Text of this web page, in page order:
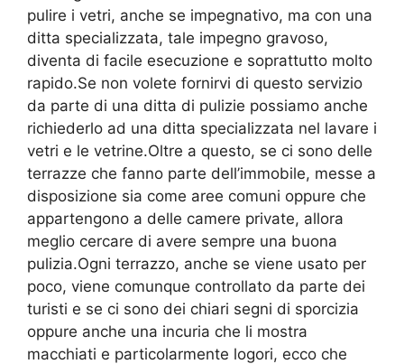
pulire i vetri, anche se impegnativo, ma con una
ditta specializzata, tale impegno gravoso,
diventa di facile esecuzione e soprattutto molto
rapido.Se non volete fornirvi di questo servizio
da parte di una ditta di pulizie possiamo anche
richiederlo ad una ditta specializzata nel lavare i
vetri e le vetrine.Oltre a questo, se ci sono delle
terrazze che fanno parte dell’immobile, messe a
disposizione sia come aree comuni oppure che
appartengono a delle camere private, allora
meglio cercare di avere sempre una buona
pulizia.Ogni terrazzo, anche se viene usato per
poco, viene comunque controllato da parte dei
turisti e se ci sono dei chiari segni di sporcizia
oppure anche una incuria che li mostra
macchiati e particolarmente logori, ecco che